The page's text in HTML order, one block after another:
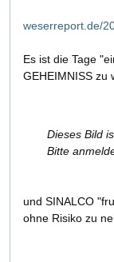
weserreport.de/
Es ist die Tage
GEHEIMNISS zu
Dieses Bild
Bitte
und SINALCO
ohne Risiko zu